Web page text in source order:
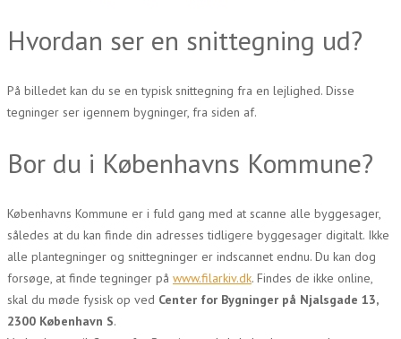
Hvordan ser en snittegning ud?
På billedet kan du se en typisk snittegning fra en lejlighed. Disse
tegninger ser igennem bygninger, fra siden af.
Bor du i Københavns Kommune?
Københavns Kommune er i fuld gang med at scanne alle byggesager,
således at du kan finde din adresses tidligere byggesager digitalt. Ikke
alle plantegninger og snittegninger er indscannet endnu. Du kan dog
forsøge, at finde tegninger på www.filarkiv.dk. Findes de ikke online,
skal du møde fysisk op ved Center for Bygninger på Njalsgade 13,
2300 København S.